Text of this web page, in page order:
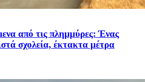
από τις πλημμύρες: Ένας
σχολεία, έκτακτα μέτρα